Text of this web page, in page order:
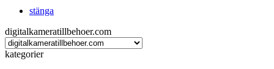
stänga
digitalkameratillbehoer.com
kategorier